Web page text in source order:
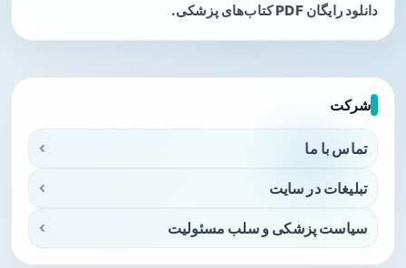
دانلود رایگان PDF کتاب‌های پزشکی.
شرکت
تماس با ما
تبلیغات در سایت
سیاست پزشکی و سلب مسئولیت